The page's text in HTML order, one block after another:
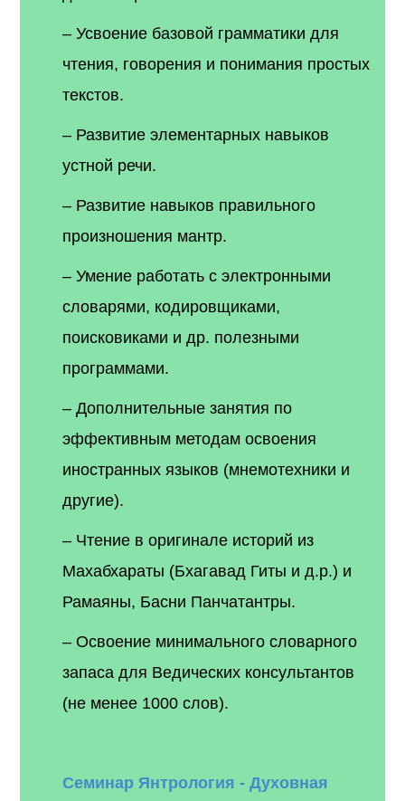
– Усвоение базовой грамматики для
чтения, говорения и понимания простых
текстов.
– Развитие элементарных навыков
устной речи.
– Развитие навыков правильного
произношения мантр.
– Умение работать с электронными
словарями, кодировщиками,
поисковиками и др. полезными
программами.
– Дополнительные занятия по
эффективным методам освоения
иностранных языков (мнемотехники и
другие).
– Чтение в оригинале историй из
Махабхараты (Бхагавад Гиты и д.р.) и
Рамаяны, Басни Панчатантры.
– Освоение минимального словарного
запаса для Ведических консультантов
(не менее 1000 слов).
Семинар Янтрология - Духовная